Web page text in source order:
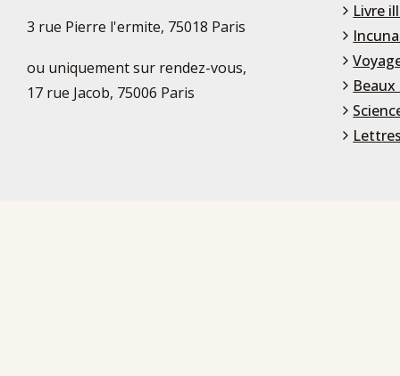
3 rue Pierre l'ermite, 75018 Paris
ou uniquement sur rendez-vous,
17 rue Jacob, 75006 Paris
Livre